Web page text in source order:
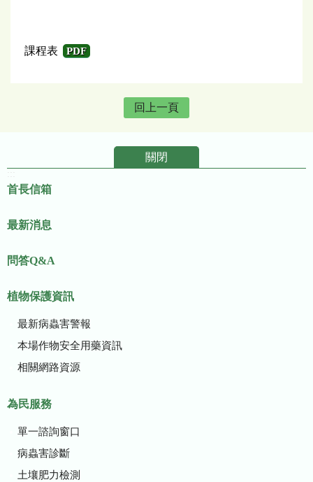
課程表 PDF
回上一頁
關閉
首長信箱
最新消息
問答Q&A
植物保護資訊
最新病蟲害警報
本場作物安全用藥資訊
相關網路資源
為民服務
單一諮詢窗口
病蟲害診斷
土壤肥力檢測